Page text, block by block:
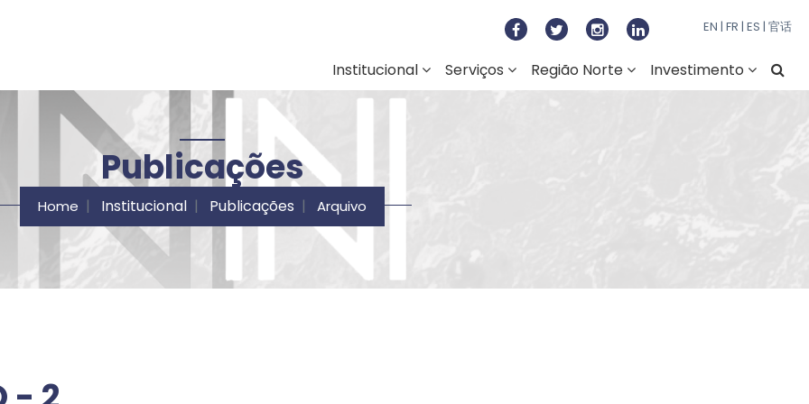
e Desenvolvimento Regional do Norte
EN | FR | ES | 官话
Institucional Serviços Região Norte Investimento
Publicações
Home Institucional Publicações Arquivo